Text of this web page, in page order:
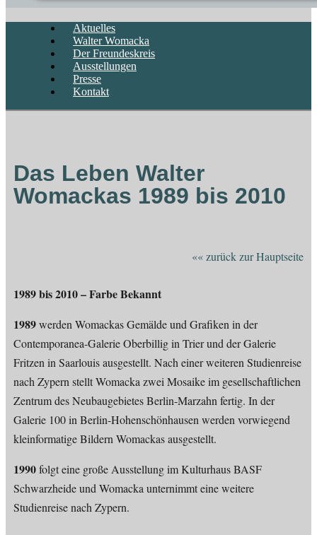
Aktuelles
Walter Womacka
Der Freundeskreis
Ausstellungen
Presse
Kontakt
Das Leben Walter
Womackas 1989 bis 2010
«« zurück zur Hauptseite
1989 bis 2010 – Farbe Bekannt
1989werden Womackas Gemälde und Grafiken in der
Contemporanea-Galerie Oberbillig in Trier und der Galerie
Fritzen in Saarlouis ausgestellt. Nach einer weiteren Studienreise
nach Zypern stellt Womacka zwei Mosaike im gesellschaftlichen
Zentrum des Neubaugebietes Berlin-Marzahn fertig. In der
Galerie 100 in Berlin-Hohenschönhausen werden vorwiegend
kleinformatige Bildern Womackas ausgestellt.
1990folgt eine große Ausstellung im Kulturhaus BASF
Schwarzheide und Womacka unternimmt eine weitere
Studienreise nach Zypern.